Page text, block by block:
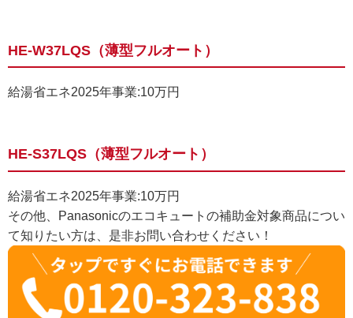
HE-W37LQS（薄型フルオート）
給湯省エネ2025年事業:10万円
HE-S37LQS（薄型フルオート）
給湯省エネ2025年事業:10万円
その他、Panasonicのエコキュートの補助金対象商品につい
て知りたい方は、是非お問い合わせください！